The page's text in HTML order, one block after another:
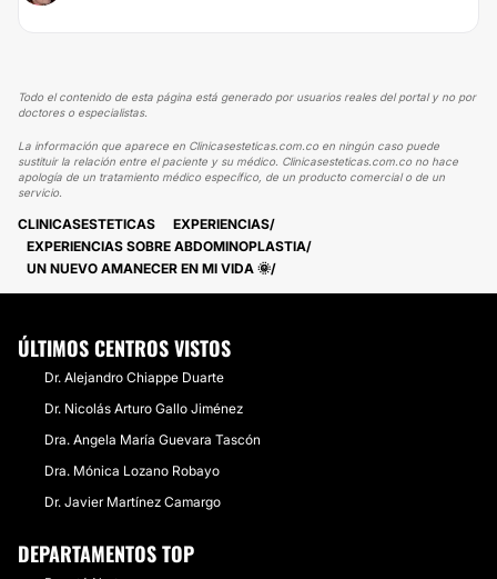
Todo el contenido de esta página está generado por usuarios reales del portal y no por
doctores o especialistas.
La información que aparece en Clinicasesteticas.com.co en ningún caso puede
sustituir la relación entre el paciente y su médico. Clinicasesteticas.com.co no hace
apología de un tratamiento médico específico, de un producto comercial o de un
servicio.
CLINICASESTETICAS
EXPERIENCIAS
EXPERIENCIAS SOBRE ABDOMINOPLASTIA
UN NUEVO AMANECER EN MI VIDA 🌞
ÚLTIMOS CENTROS VISTOS
Dr. Alejandro Chiappe Duarte
Dr. Nicolás Arturo Gallo Jiménez
Dra. Angela María Guevara Tascón
Dra. Mónica Lozano Robayo
Dr. Javier Martínez Camargo
DEPARTAMENTOS TOP